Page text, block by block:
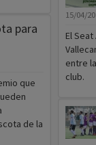
para
que
de la
15/04/
El
entre
club.